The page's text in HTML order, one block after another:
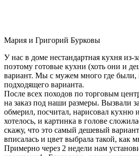
Мария и Григорий Бурковы
У нас в доме нестандартная кухня из-
поэтому готовые кухни (хоть они и
вариант. Мы с мужем много где были,
подходящего варианта.
После всех походов по торговым
на заказ под наши размеры. Вызвали
обмерил, посчитал, нарисовал кухню
хотелось, и картинка в голове
скажу, что это самый дешевый
вписалась и цвет выбрала такой, как
Примерно через 2 недели нам